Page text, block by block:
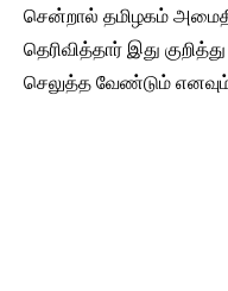
சென்றால் தமிழகம்
தெரிவித்தார் இது
செலுத்த வேண்டும்